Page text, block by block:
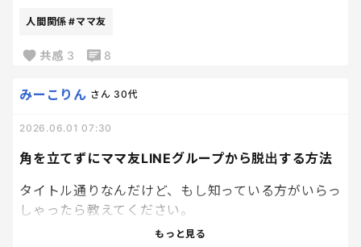
私は、
「早く返さなきゃ！」
と思いながら、
文章を考えてるうちに時間が過ぎるタイプ😂
「返信遅くなってごめんね！」
人間関係 #ママ友
共感 3 8
角を立てずにママ友LINEグループから脱出する方法
みーこりん さん 30代
2026.06.01 07:30
タイトル通りなんだけど、もし知っている方がいらっ
しゃったら教えてください。
もっと見る